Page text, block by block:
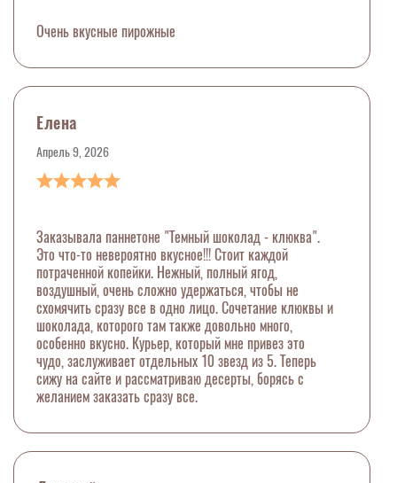
Очень вкусные пирожные
Елена
Апрель 9, 2026
Заказывала паннетоне "Темный шоколад - клюква".
Это что-то невероятно вкусное!!! Стоит каждой
потраченной копейки. Нежный, полный ягод,
воздушный, очень сложно удержаться, чтобы не
схомячить сразу все в одно лицо. Сочетание клюквы и
шоколада, которого там также довольно много,
особенно вкусно. Курьер, который мне привез это
чудо, заслуживает отдельных 10 звезд из 5. Теперь
сижу на сайте и рассматриваю десерты, борясь с
желанием заказать сразу все.